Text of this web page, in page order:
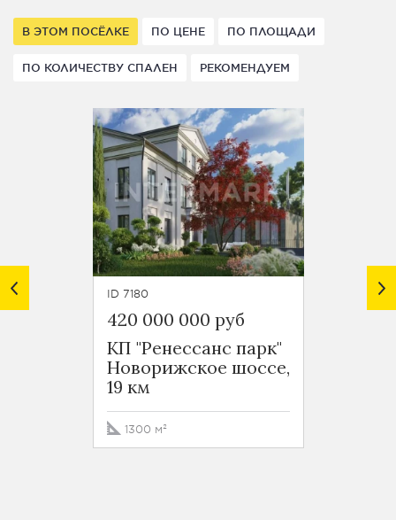
В ЭТОМ ПОСЁЛКЕ ПО ЦЕНЕ ПО ПЛОЩАДИ
ПО КОЛИЧЕСТВУ СПАЛЕН РЕКОМЕНДУЕМ
ID 7180
420 000 000 руб
КП "Ренессанс парк"
Новорижское шоссе,
19 км
1300 м²
ID 7531